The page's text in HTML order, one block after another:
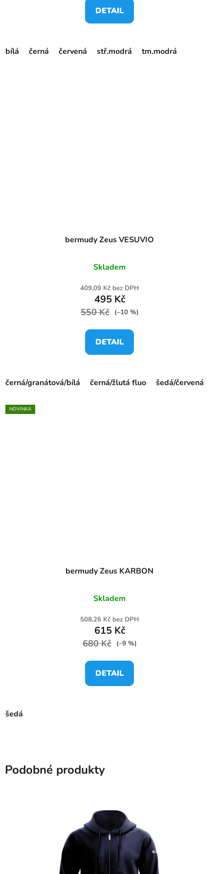
DETAIL
bílá černá červená stř.modrá tm.modrá
bermudy Zeus VESUVIO
Skladem
409,09 Kč bez DPH
495 Kč
550 Kč (–10 %)
DETAIL
černá/granátová/bílá černá/žlutá fluo šedá/červená
NOVINKA
bermudy Zeus KARBON
Skladem
508,26 Kč bez DPH
615 Kč
680 Kč (–9 %)
DETAIL
šedá
Podobné produkty